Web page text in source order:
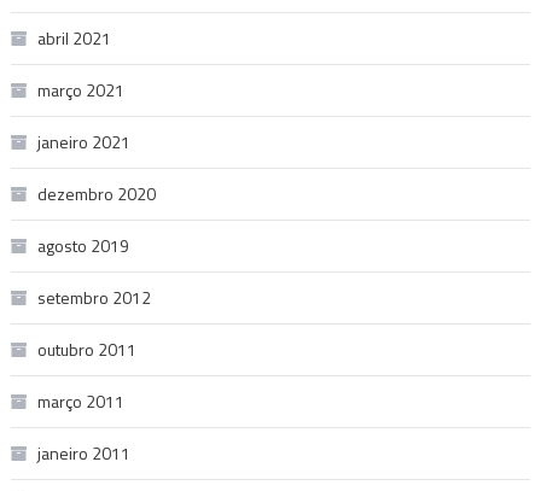
abril 2021
março 2021
janeiro 2021
dezembro 2020
agosto 2019
setembro 2012
outubro 2011
março 2011
janeiro 2011